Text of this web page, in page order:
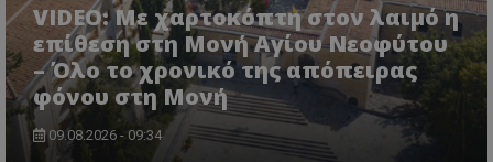
VIDEO: Με χαρτοκόπτη στον λαιμό η
επίθεση στη Μονή Αγίου Νεοφύτου
– Όλο το χρονικό της απόπειρας
φόνου στη Μονή
09.08.2026 - 09:34